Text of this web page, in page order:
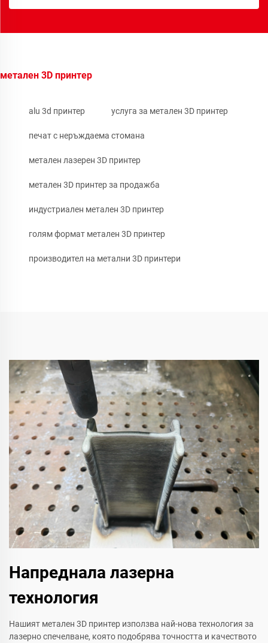
метален 3D принтер
alu 3d принтер услуга за метален 3D принтер
печат с неръждаема стомана
метален лазерен 3D принтер
метален 3D принтер за продажба
индустриален метален 3D принтер
голям формат метален 3D принтер
производител на метални 3D принтери
Напреднала лазерна
технология
Нашият метален 3D принтер използва най-нова технология за
лазерно спечелване, която подобрява точността и качеството